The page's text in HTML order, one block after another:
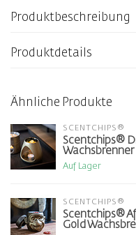
Produktbeschreibung
Produktdetails
Ähnliche Produkte
SCENTCHIPS®
Scentchips®
Auf Lager
SCENTCHIPS®
Scentchips®
Gold